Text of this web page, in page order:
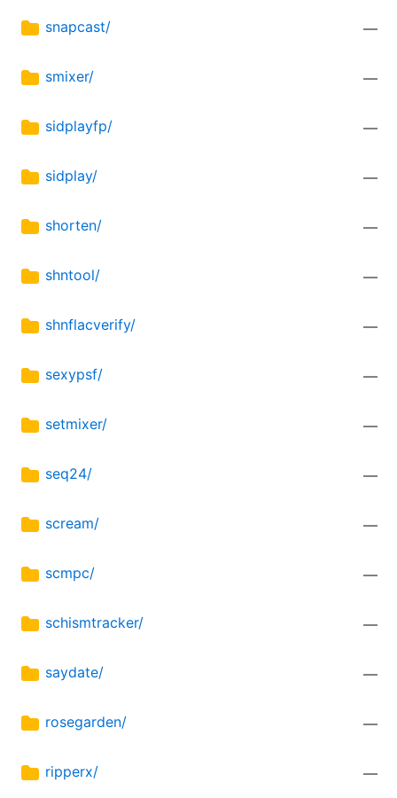
snapcast/ —
smixer/ —
sidplayfp/ —
sidplay/ —
shorten/ —
shntool/ —
shnflacverify/ —
sexypsf/ —
setmixer/ —
seq24/ —
scream/ —
scmpc/ —
schismtracker/ —
saydate/ —
rosegarden/ —
ripperx/ —